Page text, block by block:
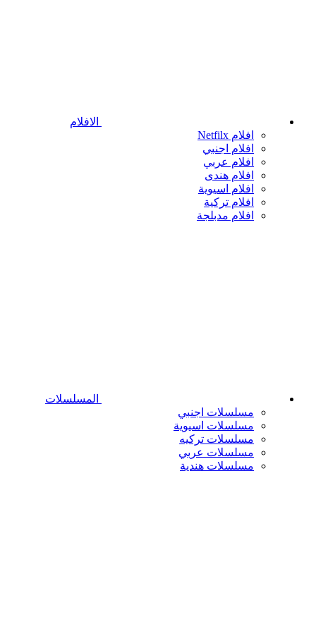
الافلام
افلام Netfilx
افلام اجنبي
افلام عربي
افلام هندى
افلام اسيوية
افلام تركية
افلام مدبلجة
المسلسلات
مسلسلات اجنبي
مسلسلات اسيوية
مسلسلات تركيه
مسلسلات عربي
مسلسلات هندية